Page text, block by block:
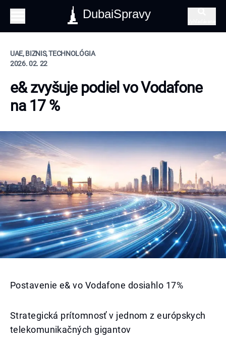
DubaiSpravy
UAE, BIZNIS, TECHNOLÓGIA
2026. 02. 22
e& zvyšuje podiel vo Vodafone
na 17 %
Postavenie e& vo Vodafone dosiahlo 17%
Strategická prítomnosť v jednom z európskych
telekomunikačných gigantov